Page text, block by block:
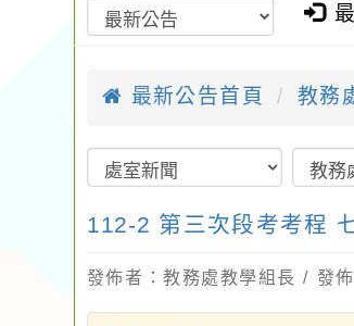
最
最新公告首頁 教務
112-2 第三次段考考程
發佈者：教務處教學組長 / 發